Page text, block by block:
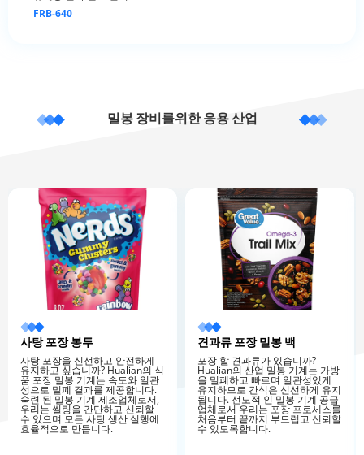
FRB-640
밀봉 장비를위한 응용 산업
사탕 포장 봉투
사탕 포장을 신선하고 안전하게
유지하고 싶습니까? Hualian의 식
품 포장 밀봉 기계는 속도와 일관
성으로 밀폐 결과를 제공합니다.
숙련 된 밀봉 기계 제조업체로서,
우리는 씰링을 간단하고 신뢰할
수 있으며 모든 사탕 생산 실행에
효율적으로 만듭니다.
견과류 포장 밀봉 백
포장 할 견과류가 있습니까?
Hualian의 산업 밀봉 기계는 가방
을 밀폐하고 빠르며 일관성있게
유지하므로 간식은 신선하게 유지
됩니다. 선도적 인 밀봉 기계 공급
업체로서 우리는 포장 프로세스를
처음부터 끝까지 부드럽고 신뢰할
수 있도록합니다.